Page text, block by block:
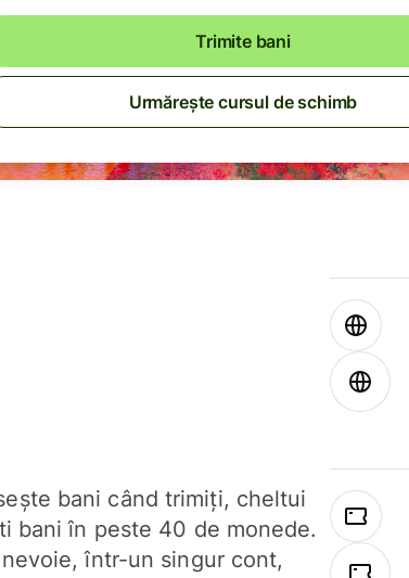
Trimite bani
Urmărește cursul de schimb
bani când trimiți, cheltui
bani în peste 40 de monede.
într-un singur cont,